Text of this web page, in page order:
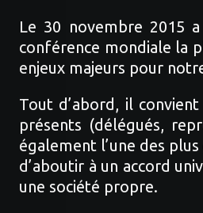
Le 30 novembre 2015
conférence mondiale la
enjeux majeurs pour
Tout d’abord, il
présents (délégués,
également l’une des
d’aboutir à un accord
une société propre.